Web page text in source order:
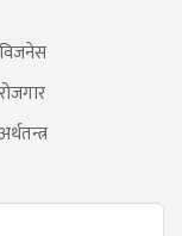
विजनेस
रोजगार
अर्थतन्त्र